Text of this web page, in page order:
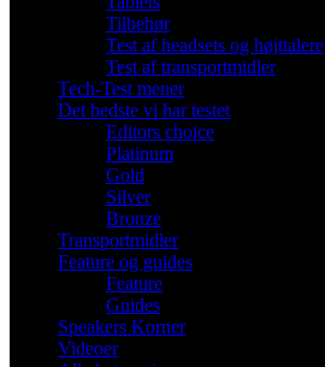
Tilbehør
Test af headsets og højttalere
Test af transportmidler
Tech-Test mener
Det bedste vi har testet
Editors choice
Platinum
Gold
Silver
Bronze
Transportmidler
Feature og guides
Feature
Guides
Speakers Korner
Videoer